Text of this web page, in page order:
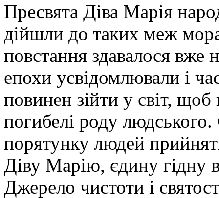
Пресвята Діва Марія
дійшли до таких меж
повстання здавалося
епохи усвідомлювали і
повинен зійти у світ,
погибелі роду
порятунку людей
Діву Марію, єдину гідну
Джерело чистоти і